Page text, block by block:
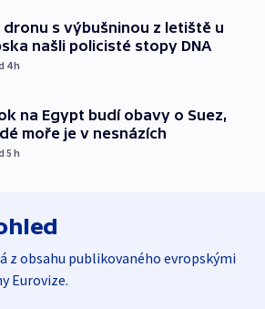
dronu s výbušninou z letiště u
našli policisté stopy DNA
4h
na Egypt budí obavy o Suez,
moře je v nesnázích
5h
z obsahu publikovaného evropskými
Eurovize.